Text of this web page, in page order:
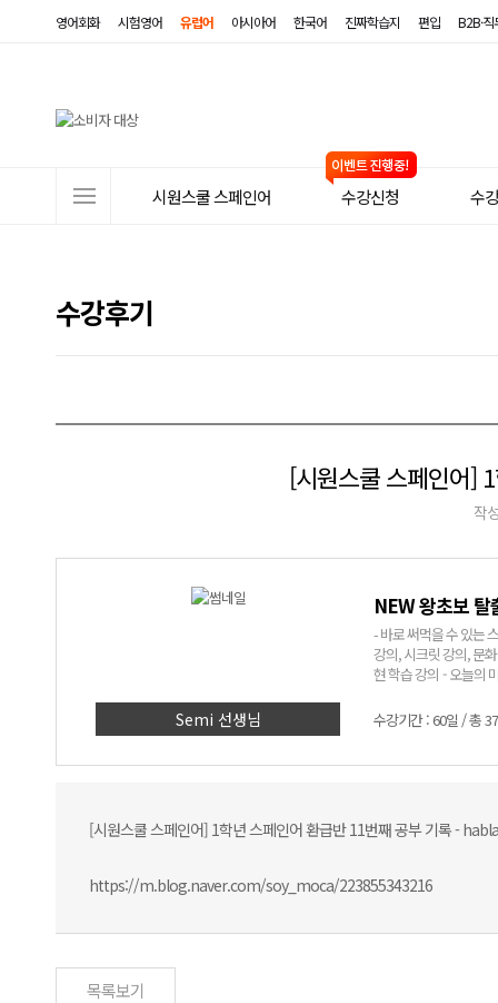
영어회화 시험영어 유럽어 아시아어 한국어 진짜학습지 편입 B2B·
뉴
시원스쿨 스페인어 수강신청 수
수강후기
[시원스쿨 스페인어]
작
Semi 선생님
NEW 왕초보 탈
- 바로 써먹을 수 있는 스페인어! - 어려운 문법은 NO! 쉽고 재미있는 표
강의, 시크릿 강의, 문화 알기 코너까지! - Semi쌤만 믿고
현 학습 강의 - 오늘의 미
에 입력된 실생활 회화
인어에 대한 자신감
수강기간 : 60일 / 총
[시원스쿨 스페인어] 1학년 스페인어 환급반 11번째 공부 기록 -
https://m.blog.naver.com/soy_moca/223855343216
목록보기